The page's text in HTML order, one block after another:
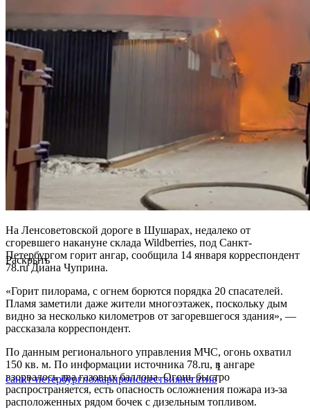
На Ленсоветовской дороге в Шушарах, недалеко от
сгоревшего накануне склада Wildberries, под Санкт-
Петербургом горит ангар, сообщила 14 января корреспондент
78.ru Диана Чуприна.
«Горит пилорама, с огнем борются порядка 20 спасателей.
Пламя заметили даже жители многоэтажек, поскольку дым
видно за несколько километров от загоревшегося здания», —
рассказала корреспондент.
По данным регионального управления МЧС, огонь охватил
150 кв. м. По информации источника 78.ru, в ангаре
взорвалось два газовых баллона. Огонь быстро
распространяется, есть опасность осложнения пожара из-за
расположенных рядом бочек с дизельным топливом.
Раскрыть
1
санкт-петербургпожарпроисшествиянегатив